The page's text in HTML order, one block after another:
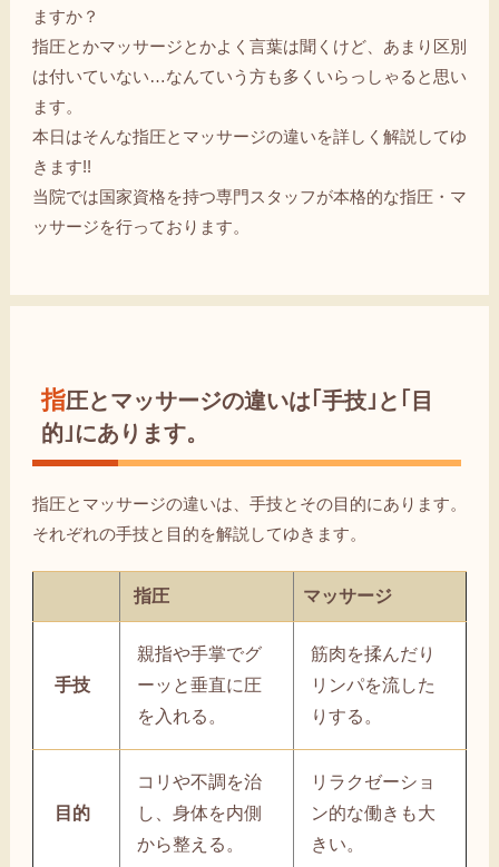
ますか？
指圧とかマッサージとかよく言葉は聞くけど、あまり区別
は付いていない…なんていう方も多くいらっしゃると思い
ます。
本日はそんな指圧とマッサージの違いを詳しく解説してゆ
きます!!
当院では国家資格を持つ専門スタッフが本格的な指圧・マ
ッサージを行っております。
指圧とマッサージの違いは｢手技｣と｢目
的｣にあります。
指圧とマッサージの違いは、手技とその目的にあります。
それぞれの手技と目的を解説してゆきます。
指圧 マッサージ
手技
親指や手掌でグ
ーッと垂直に圧
を入れる。
筋肉を揉んだり
リンパを流した
りする。
目的
コリや不調を治
し、身体を内側
から整える。
リラクゼーショ
ン的な働きも大
きい。